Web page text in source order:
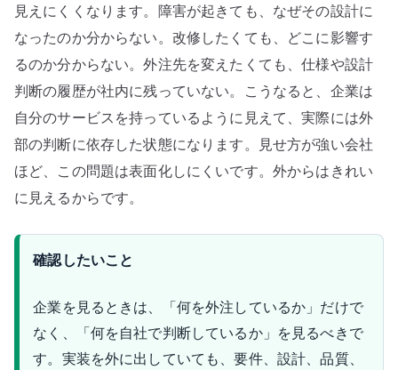
見えにくくなります。障害が起きても、なぜその設計に
なったのか分からない。改修したくても、どこに影響す
るのか分からない。外注先を変えたくても、仕様や設計
判断の履歴が社内に残っていない。こうなると、企業は
自分のサービスを持っているように見えて、実際には外
部の判断に依存した状態になります。見せ方が強い会社
ほど、この問題は表面化しにくいです。外からはきれい
に見えるからです。
確認したいこと
企業を見るときは、「何を外注しているか」だけで
なく、「何を自社で判断しているか」を見るべきで
す。実装を外に出していても、要件、設計、品質、